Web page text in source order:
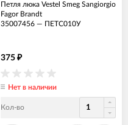
Петля люка Vestel Smeg Sangiorgio
Fagor Brandt
35007456 — ПЕТС010У
375 ₽
Нет в наличии
Кол-во